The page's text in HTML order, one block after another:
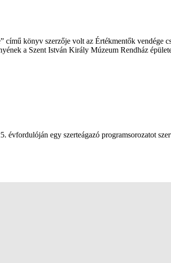
című könyv szerzője volt az Értékmentők vendége
a Szent István Király Múzeum Rendház
évfordulóján egy szerteágazó programsorozatot